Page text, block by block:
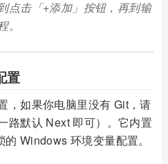
点击「+添加」按钮，再到输
置
，如果你电脑里没有 Git，请
路默认 Next 即可）。它内置
Windows 环境变量配置。